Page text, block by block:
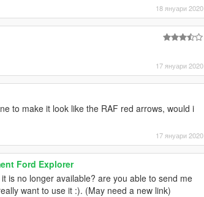
18 януари 2020
17 януари 2020
to make it look like the RAF red arrows, would i
17 януари 2020
Ford Explorer
is no longer available? are you able to send me
want to use it :). (May need a new link)